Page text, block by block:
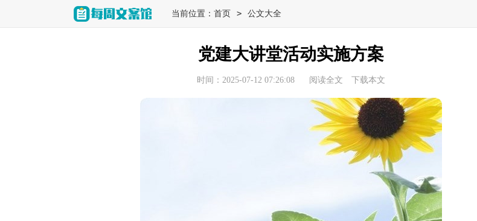
当前位置： 首页 > 公文大全
党建大讲堂活动实施方案
时间：2025-07-12 07:26:08 阅读全文 下载本文